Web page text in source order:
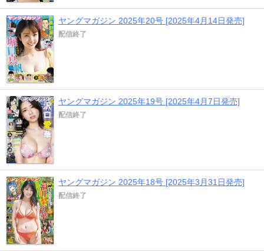
ヤングマガジン 2025年20号 [2025年4月14日発売]
配信終了
ヤングマガジン 2025年19号 [2025年4月7日発売]
配信終了
ヤングマガジン 2025年18号 [2025年3月31日発売]
配信終了